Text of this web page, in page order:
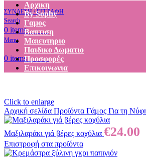
ΣΥΝΔΕΣΗ / ΕΓΓΡΑΦΗ
Search
0 items €0.00
Menu
0 items €0.00
Αρχικη
By Sophy
Γαμος
Βαπτιση
Μαιευτηριο
Παιδικο Δωματιο
Προσφορές
Επικοινωνια
Click to enlarge
Αρχική σελίδα Προϊόντα Γάμος Για τη
Μαξιλαράκι γιά βέρες κοχύλια €24.00
Επιστροφή στα προϊόντα